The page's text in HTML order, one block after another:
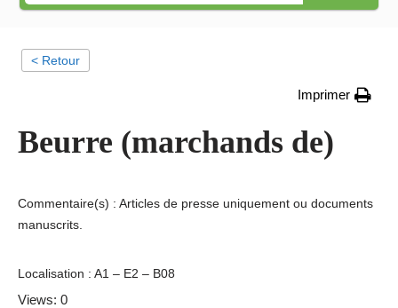
< Retour
Imprimer
Beurre (marchands de)
Commentaire(s) : Articles de presse uniquement ou documents
manuscrits.
Localisation : A1 – E2 – B08
Views: 0